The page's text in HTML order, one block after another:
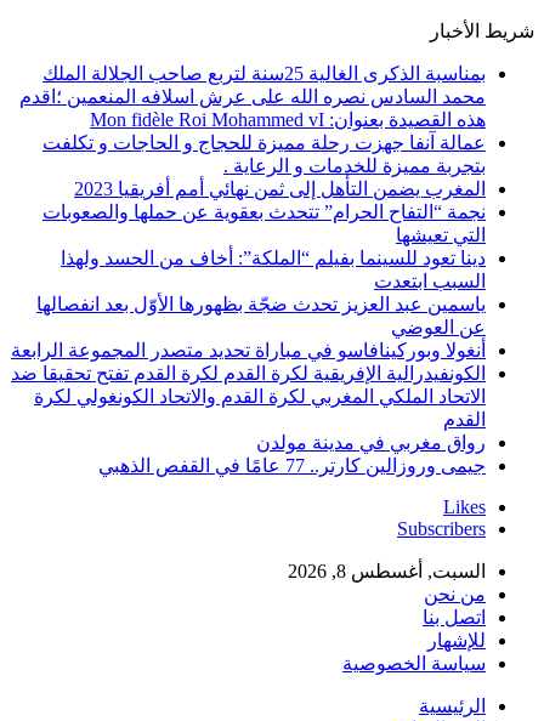
شريط الأخبار
بمناسبة الذكرى الغالية 25سنة لتربع صاحب الجلالة الملك
محمد السادس نصره الله على عرش اسلافه المنعمين ؛اقدم
هذه القصيدة بعنوان: Mon fidèle Roi Mohammed vI
عمالة آنفا جهزت رحلة مميزة للحجاج و الحاجات و تكلفت
بتجربة مميزة للخدمات و الرعاية .
المغرب يضمن التأهل إلى ثمن نهائي أمم أفريقيا 2023
نجمة “التفاح الحرام” تتحدث بعقوية عن حملها والصعوبات
التي تعيشها
دينا تعود للسينما بفيلم “الملكة”: أخاف من الحسد ولهذا
السبب ابتعدت
ياسمين عبد العزيز تحدث ضجّة بظهورها الأوّل بعد انفصالها
عن العوضي
أنغولا وبوركينافاسو في مباراة تحديد متصدر المجموعة الرابعة
الكونفيدرالية الإفريقية لكرة القدم لكرة القدم تفتح تحقيقا ضد
الاتحاد الملكي المغربي لكرة القدم والاتحاد الكونغولي لكرة
القدم
رواق مغربي في مدينة مولدن
جيمى وروزالين كارتر.. 77 عامًا في القفص الذهبي
Likes
Subscribers
السبت, أغسطس 8, 2026
من نحن
اتصل بنا
للإشهار
سياسة الخصوصية
الرئيسية